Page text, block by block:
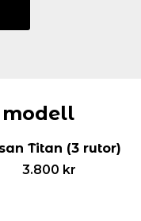
Titan (3 rutor)
3.800 kr